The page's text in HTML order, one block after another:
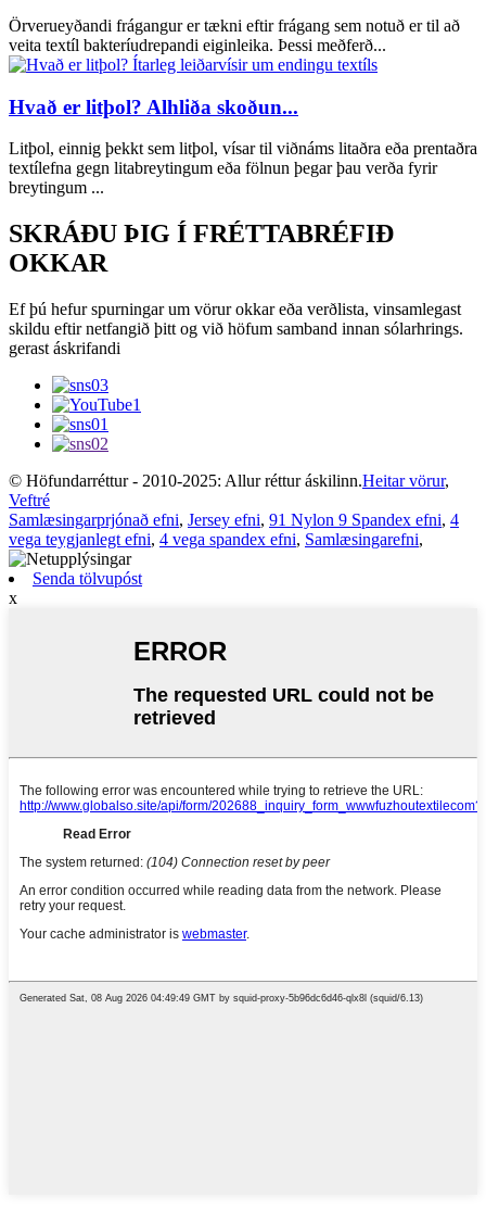
Örverueyðandi frágangur er tækni eftir frágang sem notuð er til að
veita textíl bakteríudrepandi eiginleika. Þessi meðferð...
Hvað er litþol? Alhliða skoðun...
Litþol, einnig þekkt sem litþol, vísar til viðnáms litaðra eða prentaðra
textílefna gegn litabreytingum eða fölnun þegar þau verða fyrir
breytingum ...
SKRÁÐU ÞIG Í FRÉTTABRÉFIÐ
OKKAR
Ef þú hefur spurningar um vörur okkar eða verðlista, vinsamlegast
skildu eftir netfangið þitt og við höfum samband innan sólarhrings.
gerast áskrifandi
© Höfundarréttur - 2010-2025: Allur réttur áskilinn.Heitar vörur,
Veftré
Samlæsingarprjónað efni, Jersey efni, 91 Nylon 9 Spandex efni, 4
vega teygjanlegt efni, 4 vega spandex efni, Samlæsingarefni,
Senda tölvupóst
x